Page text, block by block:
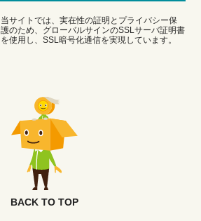
当サイトでは、実在性の証明とプライバシー保
護のため、グローバルサインのSSLサーバ証明書
を使用し、SSL暗号化通信を実現しています。
BACK TO TOP